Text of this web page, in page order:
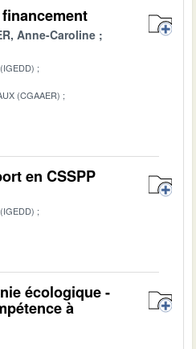
Anne-Caroline
(CGAAER)
en CSSPP
écologique -
à